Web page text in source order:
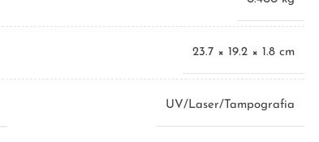
23.7 × 19.2 × 1.8 cm
UV/Laser/Tampografia